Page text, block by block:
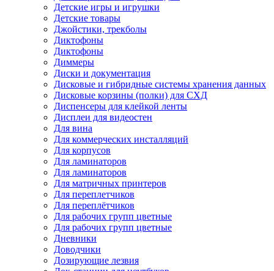
Детские игры и игрушки
Детские товары
Джойстики, трекболы
Диктофоны
Диктофоны
Диммеры
Диски и документация
Дисковые и гибридные системы хранения данных
Дисковые корзины (полки) для СХД
Диспенсеры для клейкой ленты
Дисплеи для видеостен
Для вина
Для коммерческих инсталляций
Для корпусов
Для ламинаторов
Для ламинаторов
Для матричных принтеров
Для переплетчиков
Для переплётчиков
Для рабочих групп цветные
Для рабочих групп цветные
Дневники
Доводчики
Дозирующие лезвия